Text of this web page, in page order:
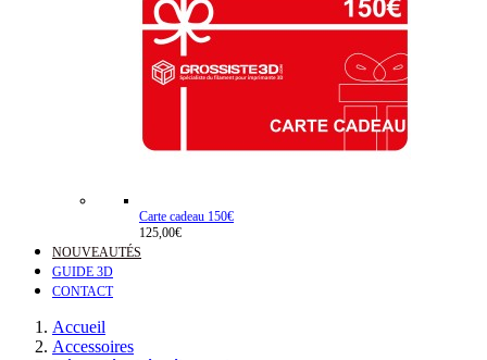
Carte cadeau 150€
125,00€
NOUVEAUTÉS
GUIDE 3D
CONTACT
Accueil
Accessoires